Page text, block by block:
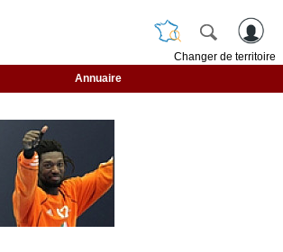
Changer de territoire
Annuaire